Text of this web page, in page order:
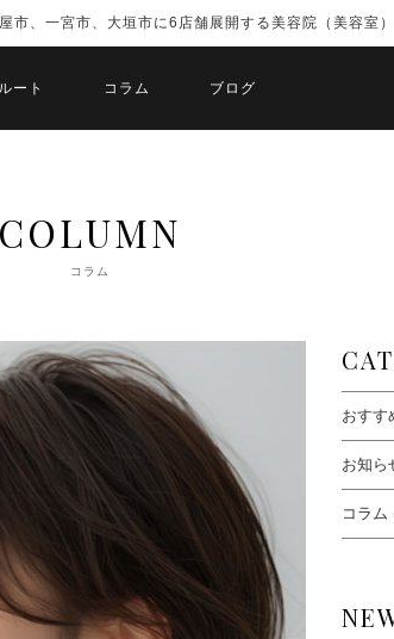
市、一宮市、大垣市に6店舗展開する美容院（美容室）
ート コラム ブログ
COLUMN
コラム
おすす
お知ら
コラム